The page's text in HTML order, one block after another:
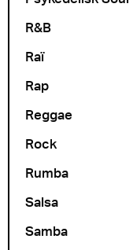
R&B
Raï
Rap
Reggae
Rock
Rumba
Salsa
Samba